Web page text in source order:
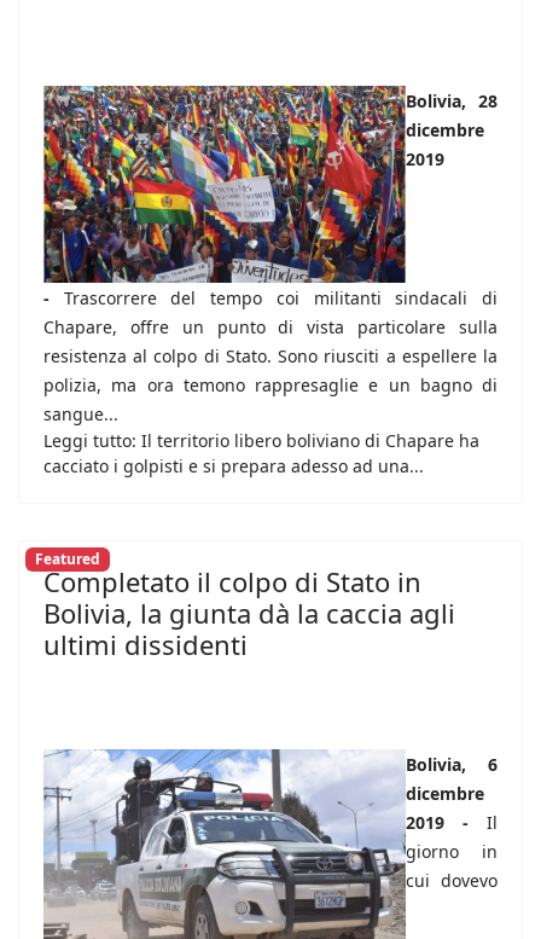
Bolivia, 28
dicembre
2019
- Trascorrere del tempo coi militanti sindacali di
Chapare, offre un punto di vista particolare sulla
resistenza al colpo di Stato. Sono riusciti a espellere la
polizia, ma ora temono rappresaglie e un bagno di
sangue...
Leggi tutto: Il territorio libero boliviano di Chapare ha
cacciato i golpisti e si prepara adesso ad una...
Featured
Completato il colpo di Stato in
Bolivia, la giunta dà la caccia agli
ultimi dissidenti
Bolivia, 6
dicembre
2019 - Il
giorno in
cui dovevo